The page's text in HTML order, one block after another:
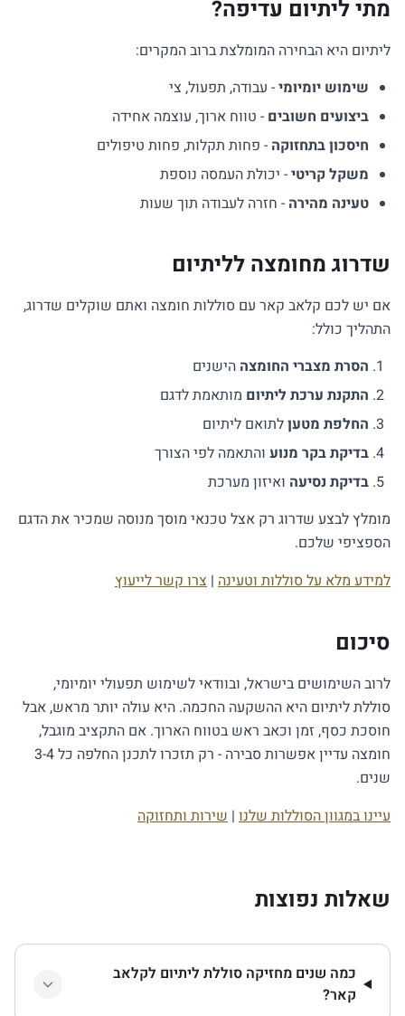
מתי ליתיום עדיפה?
ליתיום היא הבחירה המומלצת ברוב המקרים:
שימוש יומיומי- עבודה, תפעול, צי
ביצועים חשובים - טווח ארוך, עוצמה אחידה
חיסכון בתחזוקה - פחות תקלות, פחות טיפולים
משקל קריטי- יכולת העמסה נוספת
טעינה מהירה - חזרה לעבודה תוך שעות
שדרוג מחומצה לליתיום
אם יש לכם קלאב קאר עם סוללות חומצה ואתם שוקלים שדרוג,
התהליך כולל:
הסרת מצברי החומצה הישנים
התקנת ערכת ליתיום מותאמת לדגם
החלפת מטעןלתואם ליתיום
בדיקת בקר מנוע והתאמה לפי הצורך
בדיקת נסיעה ואיזון מערכת
מומלץ לבצע שדרוג רק אצל טכנאי מוסך מנוסה שמכיר את הדגם
הספציפי שלכם.
למידע מלא על סוללות וטעינה | צרו קשר לייעוץ
סיכום
לרוב השימושים בישראל, ובוודאי לשימוש תפעולי יומיומי,
סוללת ליתיום היא ההשקעה החכמה. היא עולה יותר מראש, אבל
חוסכת כסף, זמן וכאב ראש בטווח הארוך. אם התקציב מוגבל,
חומצה עדיין אפשרות סבירה - רק תזכרו לתכנן החלפה כל 3-4
שנים.
עיינו במגוון הסוללות שלנו | שירות ותחזוקה
שאלות נפוצות
כמה שנים מחזיקה סוללת ליתיום לקלאב
קאר?